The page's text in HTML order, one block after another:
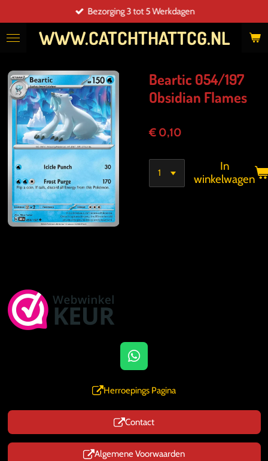
direct
naar
WWW.CATCHTHATTCG.NL
Bezorging 3 tot 5 Werkdagen
Beartic 054/197
Obsidian Flames
€ 0,10
In
winkelwagen
W
h
a
s
A
p
p
Herroepings Pagina
Contact
Algemene Voorwaarden